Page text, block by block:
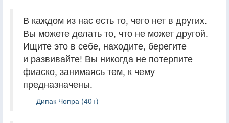
В каждом из нас есть то, чего нет в других.
Вы можете делать то, что не может другой.
Ищите это в себе, находите, берегите
и развивайте! Вы никогда не потерпите
фиаско, занимаясь тем, к чему
предназначены.
Дипак Чопра (40+)